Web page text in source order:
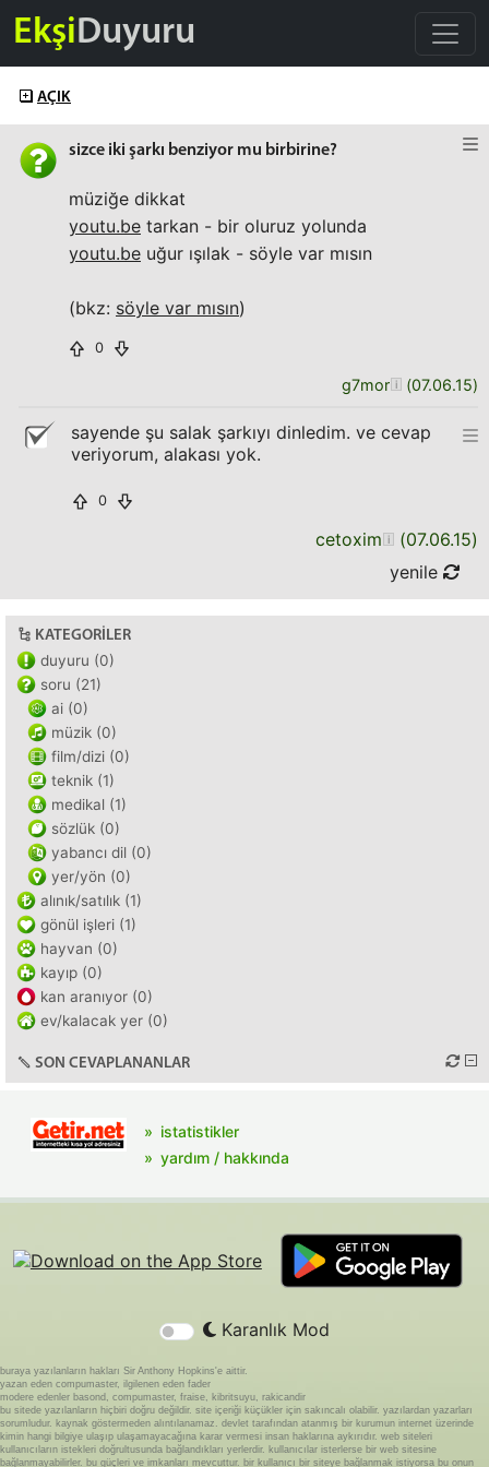
EkşiDuyuru
AÇIK
sizce iki şarkı benziyor mu birbirine?
müziğe dikkat
youtu.be tarkan - bir oluruz yolunda
youtu.be uğur ışılak - söyle var mısın
(bkz: söyle var mısın)
0
g7mor (07.06.15)
sayende şu salak şarkıyı dinledim. ve cevap
veriyorum, alakası yok.
0
cetoxim (07.06.15)
yenile
KATEGORILER
duyuru (0)
soru (21)
ai (0)
müzik (0)
film/dizi (0)
teknik (1)
medikal (1)
sözlük (0)
yabancı dil (0)
yer/yön (0)
alınık/satılık (1)
gönül işleri (1)
hayvan (0)
kayıp (0)
kan aranıyor (0)
ev/kalacak yer (0)
SON CEVAPLANANLAR
istatistikler
yardım / hakkında
Karanlık Mod
buraya yazılanların hakları Sir Anthony Hopkins'e aittir.
yazan eden compumaster, ilgilenen eden fader
modere edenler basond, compumaster, fraise, kibritsuyu, rakicandir
bu sitede yazılanların hiçbiri doğru değildir. site içeriği küçükler için sakıncalı olabilir. yazılardan yazarları
sorumludur. kaynak göstermeden alıntılanamaz. devlet tarafından atanmış bir kurumun internet üzerinde
kimin hangi bilgiye ulaşıp ulaşamayacağına karar vermesi insan haklarına aykırıdır. web siteleri
kullanıcıların istekleri doğrultusunda bağlandıkları yerlerdir. kullanıcılar isterlerse bir web sitesine
bağlanmayabilirler. bu güçleri ve imkanları mevcuttur. bir kullanıcı bir siteye bağlanmak istiyorsa bu onun